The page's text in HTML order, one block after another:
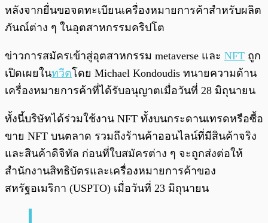
หลังจากยื่นขอจดทะเบียนเครื่องหมายการค้าสำหรับผลิต
ภันณ์ต่าง ๆ ในอุตสาหกรรมคริปโต
ข่าวการสมัครเข้าสู่อุตสาหกรรม metaverse และ NFT ถูก
เปิดเผยในทวีตโดย Michael Kondoudis ทนายความด้าน
เครื่องหมายการค้าที่ได้รับอนุญาตเมื่อวันที่ 28 มิถุนายน
ทั้งนี้บริษัทได้ร่วมใช้งาน NFT ทั้งบนกระดานเทรดหรือซื้อ
ขาย NFT บนตลาด รวมถึงร้านค้าออนไลน์ที่มีสินค้าจริง
และสินค้าดิจิทัล ก่อนที่ใบสมัครต่าง ๆ จะถูกส่งต่อให้
สำนักงานสิทธิบัตรและเครื่องหมายการค้าของ
สหรัฐอเมริกา (USPTO) เมื่อวันที่ 23 มิถุนายน